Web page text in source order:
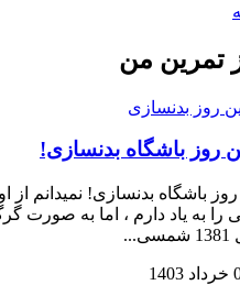
تمرین من
روز باشگاه بدنسازی!
باشگاه بدنسازی! نمیدانم از
را به یاد دارم ، اما به صورت